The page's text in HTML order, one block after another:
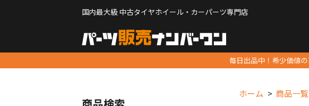
国内最大級 中古タイヤホイール・カーパーツ専門店
毎日出品中！希少価値
ホーム 商品一覧